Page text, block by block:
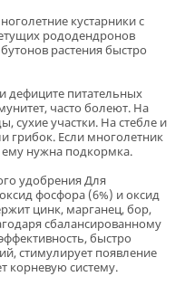
кустарники с
рододендронов
растения быстро
дефиците питательных
часто болеют. На
сухие участки. На стебле и
грибок. Если многолетник
ему нужна подкормка.
удобрения Для
фосфора (6%) и оксид
цинк, марганец, бор,
сбалансированному
быстро
стимулирует появление
корневую систему.